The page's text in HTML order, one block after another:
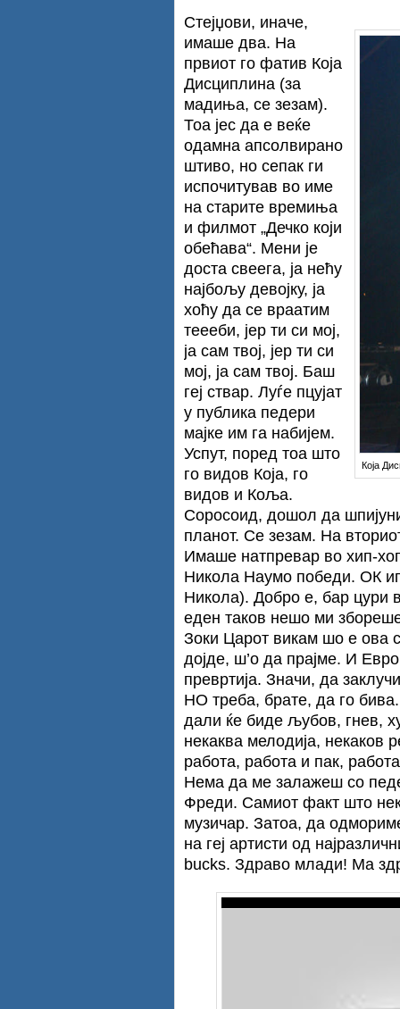
Која
Стејџови, иначе,
имаше два. На
првиот го фатив Која
Дисциплина (за
мадиња, се зезам).
Тоа јес да е веќе
одамна апсолвирано
штиво, но сепак ги
испочитував во име
на старите времиња
и филмот „Дечко који
обећава“. Мени је
доста свеега, ја нећу
најбољу девојку, ја
хоћу да се враатим
теееби, јер ти си мој,
ја сам твој, јер ти си
мој, ја сам твој. Баш
геј ствар. Луѓе пцујат
у публика педери
мајке им га набијем.
Успут, поред тоа што
го видов Која, го
видов и Коља.
Соросоид, дошол да
планот. Се зезам. На
Имаше натпревар во хип-
Никола Наумо победи. ОК
Никола). Добро е, бар цури
еден таков нешо ми
Зоки Царот викам шо е ова
дојде, ш’о да прајме. И
превртија. Значи, да
НО треба, брате, да го
дали ќе биде љубов, гнев,
некаква мелодија, некаков
работа, работа и пак,
Нема да ме залажеш со
Фреди. Самиот факт што
музичар. Затоа, да
на геј артисти од
bucks. Здраво млади! Ма